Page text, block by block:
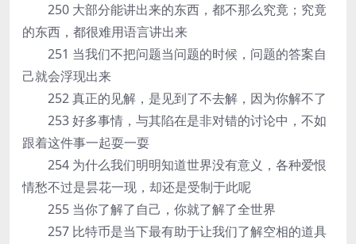
250 大部分能讲出来的东西，都不那么究竟；究竟
的东西，都很难用语言讲出来
251 当我们不把问题当问题的时候，问题的答案自
己就会浮现出来
252 真正的见解，是见到了不去解，因为你解不了
253 好多事情，与其陷在是非对错的讨论中，不如
跟着这件事一起耍一耍
254 为什么我们明明知道世界没有意义，各种爱恨
情愁不过是昙花一现，却还是受制于此呢
255 当你了解了自己，你就了解了全世界
257 比特币是当下最有助于让我们了解空相的道具